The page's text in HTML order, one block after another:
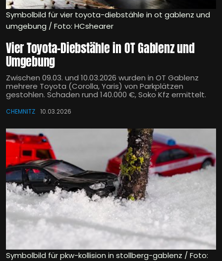
Symbolbild für vier toyota-diebstähle in ot gablenz und
umgebung / Foto: HCshearer
Vier Toyota-Diebstähle in OT Gablenz und
Umgebung
Zwischen 09.03. und 10.03.2026 wurden in OT Gablenz
mehrere Toyota (Corolla, Yaris) von Parkplätzen
gestohlen. Schaden rund 140.000 €, Soko Kfz ermittelt.
CHEMNITZ 10.03.2026
Symbolbild für pkw-kollision in stollberg-gablenz / Foto: